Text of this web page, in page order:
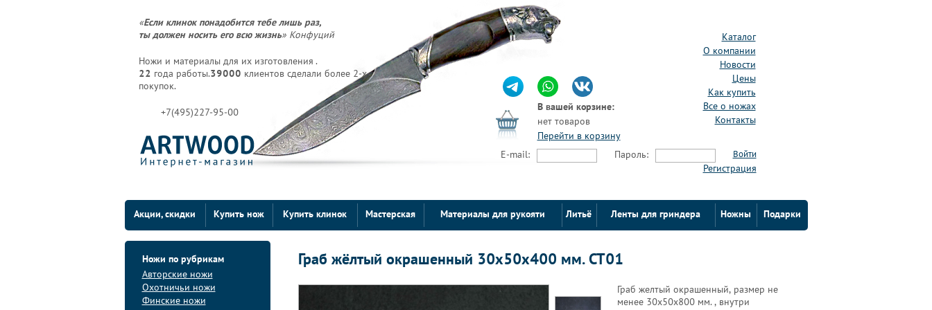
«Если клинок понадобится тебе лишь раз,
ты должен носить его всю жизнь» Конфуций
Ножи и материалы для их изготовления .
22 года работы.39000 клиентов сделали более 2-х
покупок.
+7(495)227-95-00
Каталог
О компании
Новости
Цены
Как купить
Все о ножах
Контакты
В вашей корзине:
нет товаров
Перейти в корзину
E-mail: Пароль: Войти
Регистрация
Акции, скидки Купить нож Купить клинок Мастерская Материалы для рукояти Литьё Ленты для гриндера Ножны Подарки
Ножи по рубрикам
Авторские ножи
Охотничьи ножи
Финские ножи
Граб жёлтый окрашенный 30х50х400 мм. СТ01
Граб желтый окрашенный, размер не
менее 30х50х800 мм. , внутри